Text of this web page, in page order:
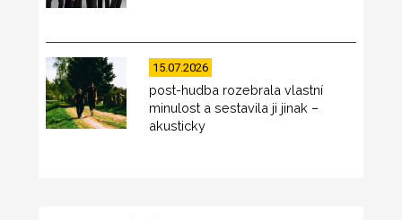
15.07.2026
post-hudba rozebrala vlastní
minulost a sestavila ji jinak –
akusticky